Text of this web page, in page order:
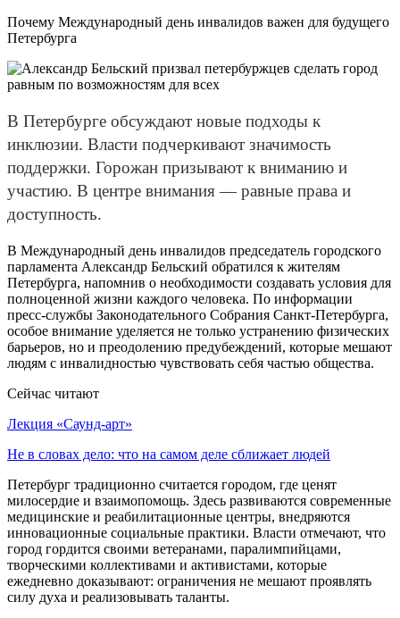
Почему Международный день инвалидов важен для будущего
Петербурга
В Петербурге обсуждают новые подходы к
инклюзии. Власти подчеркивают значимость
поддержки. Горожан призывают к вниманию и
участию. В центре внимания — равные права и
доступность.
В Международный день инвалидов председатель городского
парламента Александр Бельский обратился к жителям
Петербурга, напомнив о необходимости создавать условия для
полноценной жизни каждого человека. По информации
пресс-службы Законодательного Собрания Санкт-Петербурга,
особое внимание уделяется не только устранению физических
барьеров, но и преодолению предубеждений, которые мешают
людям с инвалидностью чувствовать себя частью общества.
Сейчас читают
Лекция «Саунд-арт»
Не в словах дело: что на самом деле сближает людей
Петербург традиционно считается городом, где ценят
милосердие и взаимопомощь. Здесь развиваются современные
медицинские и реабилитационные центры, внедряются
инновационные социальные практики. Власти отмечают, что
город гордится своими ветеранами, паралимпийцами,
творческими коллективами и активистами, которые
ежедневно доказывают: ограничения не мешают проявлять
силу духа и реализовывать таланты.